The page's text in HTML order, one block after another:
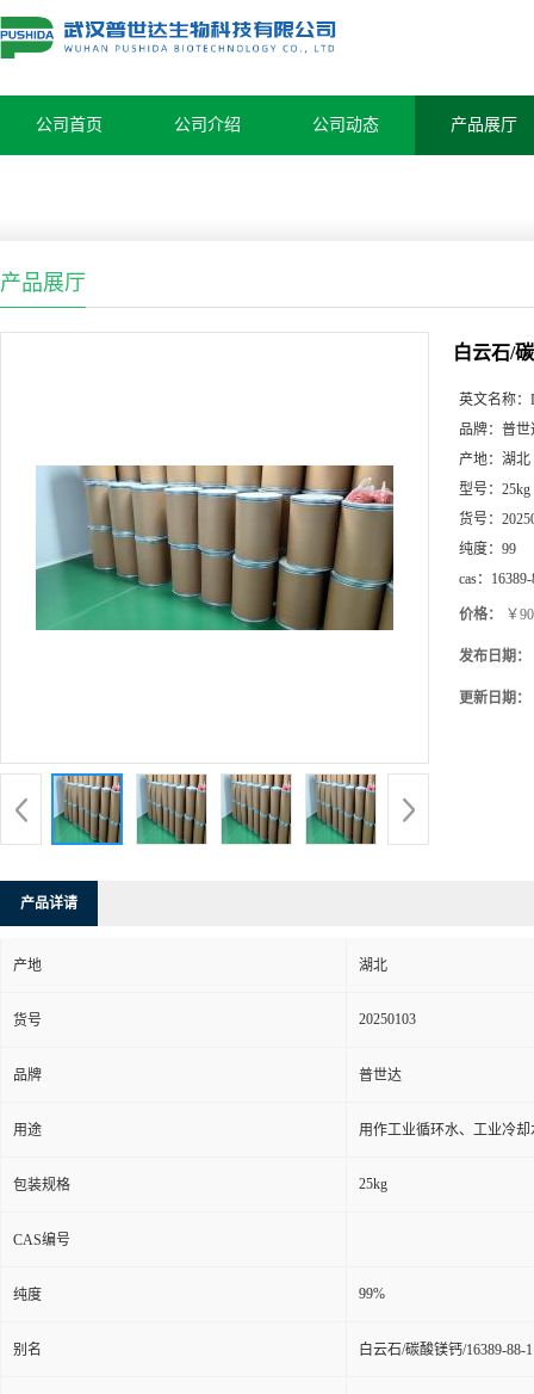
公司首页 公司介绍 公司动态 产品展厅
产品展厅
白云石/
英文名称：
品牌： 普世
产地： 湖北
型号： 25kg
货号：
纯度： 99
cas：
价格： ￥
发布日期：
更新日期：
产品详请
产地 湖北
货号 20250103
品牌 普世达
用途 用作工业循环水、工业冷
包装规格 25kg
CAS编号
纯度 99%
别名 白云石/碳酸镁钙/16389-88-1